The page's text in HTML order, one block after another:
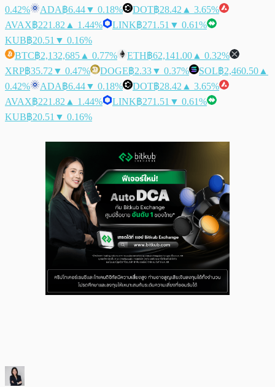
0.42%
ADA฿6.44▼ 0.18% DOT฿28.42 ▲ 3.65%
AVAX฿221.82 ▲ 1.44% LINK฿271.51 ▼ 0.61%
KUB฿20.51 ▼ 0.16%
BTC฿2,132,685 ▲ 0.77% ETH฿62,141.00 ▲ 0.32%
XRP฿35.72 ▼ 0.47% DOGE฿2.33▼ 0.37% SOL฿2,460.50 ▲
0.42%
ADA฿6.44▼ 0.18% DOT฿28.42 ▲ 3.65%
AVAX฿221.82 ▲ 1.44% LINK฿271.51 ▼ 0.61%
KUB฿20.51 ▼ 0.16%